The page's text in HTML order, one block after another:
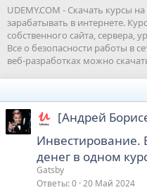
UDEMY.COM - Скачать курсы
зарабатывать в интернете.
собственного сайта,
Все о безопасности работы в
веб-разработках можно
[Андрей
Инвестирование.
денег в одном
Gatsby
Ответы 0 20 Май 2024